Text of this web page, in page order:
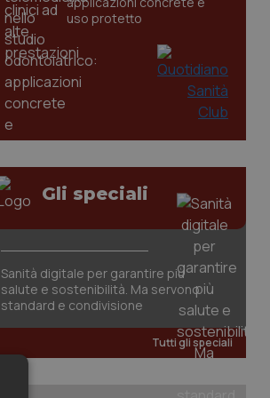
uso protetto
Gli speciali
Sanità digitale per garantire più
salute e sostenibilità. Ma servono
standard e condivisione
Tutti gli speciali